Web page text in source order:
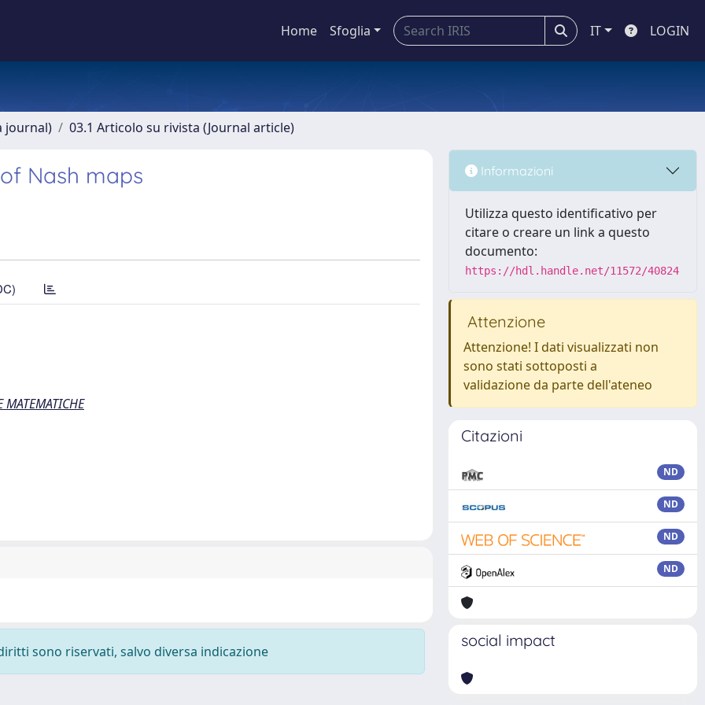
Home Sfoglia IT LOGIN
journal) 03.1 Articolo su rivista (Journal article)
Nash maps
MATEMATICHE
sono riservati, salvo diversa indicazione
Informazioni
Utilizza questo identificativo per
citare o creare un link a questo
documento:
https://hdl.handle.net/11572/40824
Attenzione
Attenzione! I dati visualizzati non
sono stati sottoposti a
validazione da parte dell'ateneo
Citazioni
ND
ND
ND
ND
social impact